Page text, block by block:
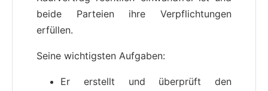
beide Parteien ihre Verpflichtungen
erfüllen.
Seine wichtigsten Aufgaben:
Er erstellt und überprüft den